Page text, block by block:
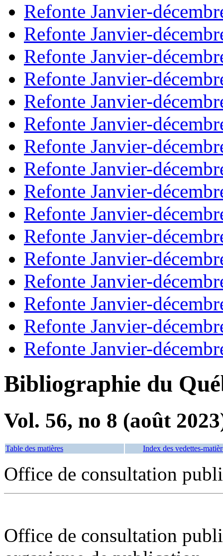
Refonte Janvier-
Refonte Janvier-
Refonte Janvier-
Refonte Janvier-
Refonte Janvier-
Refonte Janvier-
Refonte Janvier-
Refonte Janvier-
Refonte Janvier-
Refonte Janvier-
Refonte Janvier-
Refonte Janvier-
Refonte Janvier-
Refonte Janvier-
Refonte Janvier-
Refonte Janvier-
Bibliographie du
Vol. 56, no 8 (août
Table des matières Index des vedettes-
Office de consultation
Office de consultation